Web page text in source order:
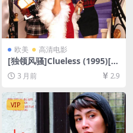
欧美 高清电影
[独领风骚]Clueless (1995)[百
度网盘+夸克网盘1080P超清
未删减资源][网盘在线播放/下
载][MP4/6.2GB][中英字幕]
3 月前 2.9
VIP